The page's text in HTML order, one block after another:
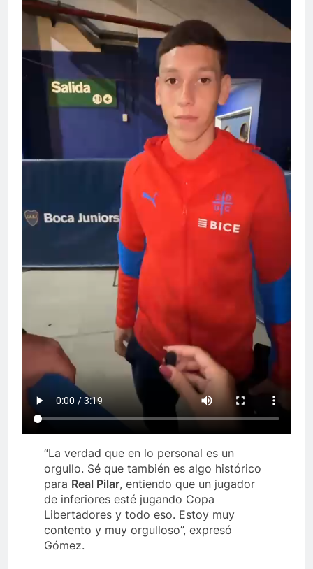
“La verdad que en lo personal es un
orgullo. Sé que también es algo histórico
para Real Pilar, entiendo que un jugador
de inferiores esté jugando Copa
Libertadores y todo eso. Estoy muy
contento y muy orgulloso”, expresó
Gómez.